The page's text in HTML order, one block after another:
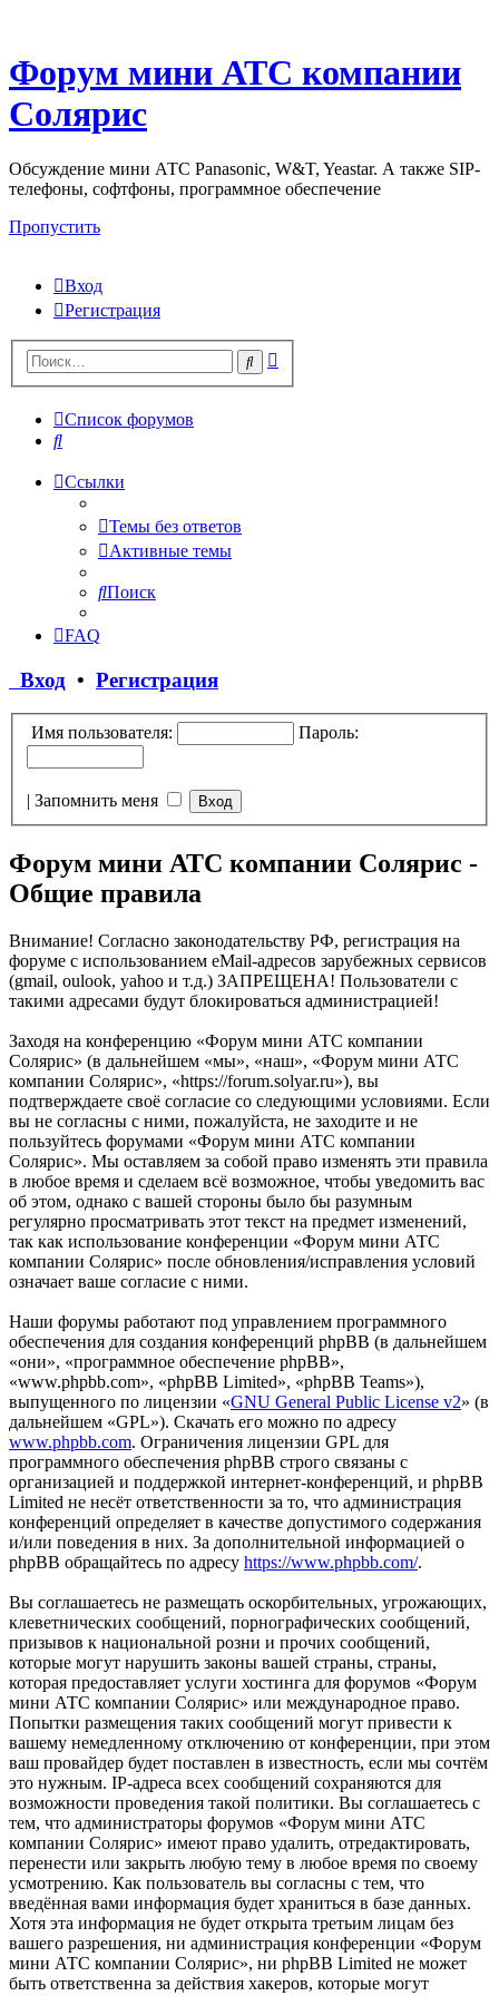
Форум мини АТС компании
Солярис
Обсуждение мини АТС Panasonic, W&T, Yeastar. А также SIP-
телефоны, софтфоны, программное обеспечение
Пропустить
Вход
Регистрация
Поиск
Список форумов
Поиск
Ссылки
Темы без ответов
Активные темы
Поиск
FAQ
Вход • Регистрация
Имя пользователя: Пароль:
| Запомнить меня
Форум мини АТС компании Солярис -
Общие правила
Внимание! Согласно законодательству РФ, регистрация на
форуме с использованием eMail-адресов зарубежных сервисов
(gmail, oulook, yahoo и т.д.) ЗАПРЕЩЕНА! Пользователи с
такими адресами будут блокироваться администрацией!
Заходя на конференцию «Форум мини АТС компании
Солярис» (в дальнейшем «мы», «наш», «Форум мини АТС
компании Солярис», «https://forum.solyar.ru»), вы
подтверждаете своё согласие со следующими условиями. Если
вы не согласны с ними, пожалуйста, не заходите и не
пользуйтесь форумами «Форум мини АТС компании
Солярис». Мы оставляем за собой право изменять эти правила
в любое время и сделаем всё возможное, чтобы уведомить вас
об этом, однако с вашей стороны было бы разумным
регулярно просматривать этот текст на предмет изменений,
так как использование конференции «Форум мини АТС
компании Солярис» после обновления/исправления условий
означает ваше согласие с ними.
Наши форумы работают под управлением программного
обеспечения для создания конференций phpBB (в дальнейшем
«они», «программное обеспечение phpBB»,
«www.phpbb.com», «phpBB Limited», «phpBB Teams»),
выпущенного по лицензии «GNU General Public License v2» (в
дальнейшем «GPL»). Скачать его можно по адресу
www.phpbb.com. Ограничения лицензии GPL для
программного обеспечения phpBB строго связаны с
организацией и поддержкой интернет-конференций, и phpBB
Limited не несёт ответственности за то, что администрация
конференций определяет в качестве допустимого содержания
и/или поведения в них. За дополнительной информацией о
phpBB обращайтесь по адресу https://www.phpbb.com/.
Вы соглашаетесь не размещать оскорбительных, угрожающих,
клеветнических сообщений, порнографических сообщений,
призывов к национальной розни и прочих сообщений,
которые могут нарушить законы вашей страны, страны,
которая предоставляет услуги хостинга для форумов «Форум
мини АТС компании Солярис» или международное право.
Попытки размещения таких сообщений могут привести к
вашему немедленному отключению от конференции, при этом
ваш провайдер будет поставлен в известность, если мы сочтём
это нужным. IP-адреса всех сообщений сохраняются для
возможности проведения такой политики. Вы соглашаетесь с
тем, что администраторы форумов «Форум мини АТС
компании Солярис» имеют право удалить, отредактировать,
перенести или закрыть любую тему в любое время по своему
усмотрению. Как пользователь вы согласны с тем, что
введённая вами информация будет храниться в базе данных.
Хотя эта информация не будет открыта третьим лицам без
вашего разрешения, ни администрация конференции «Форум
мини АТС компании Солярис», ни phpBB Limited не может
быть ответственна за действия хакеров, которые могут